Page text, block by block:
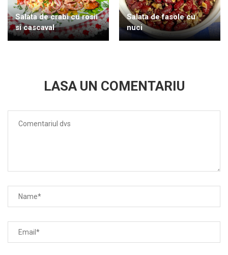
Salata de crabi cu rosii
si cascaval
Salata de fasole cu
nuci
LASA UN COMENTARIU